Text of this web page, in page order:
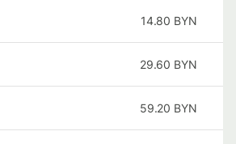
14.80 BYN
29.60 BYN
59.20 BYN